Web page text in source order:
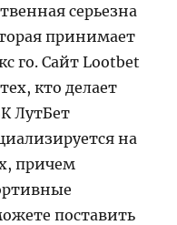
серьезна
принимает
го. Сайт Lootbet
кто делает
ЛутБет
на
причем
поставить